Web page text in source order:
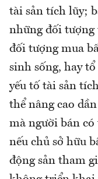
tài sản tích lũy;
những đối tượng
đối tượng mua
sinh sống, hay
yếu tố tài sản
thể nâng cao
mà người bán
nếu chủ sở hữu
động sản tham